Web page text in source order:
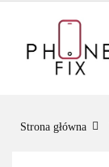
Strona główna